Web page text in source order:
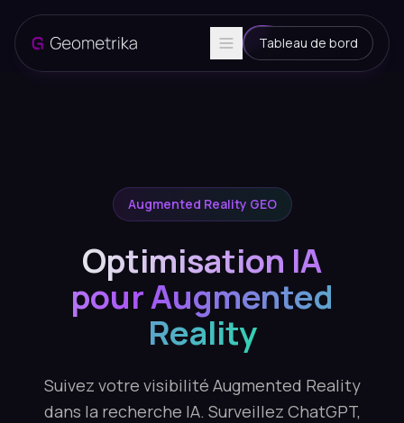
Tableau de bord
Augmented Reality GEO
Optimisation IA
pour Augmented
Reality
Suivez votre visibilité Augmented Reality
dans la recherche IA. Surveillez ChatGPT,